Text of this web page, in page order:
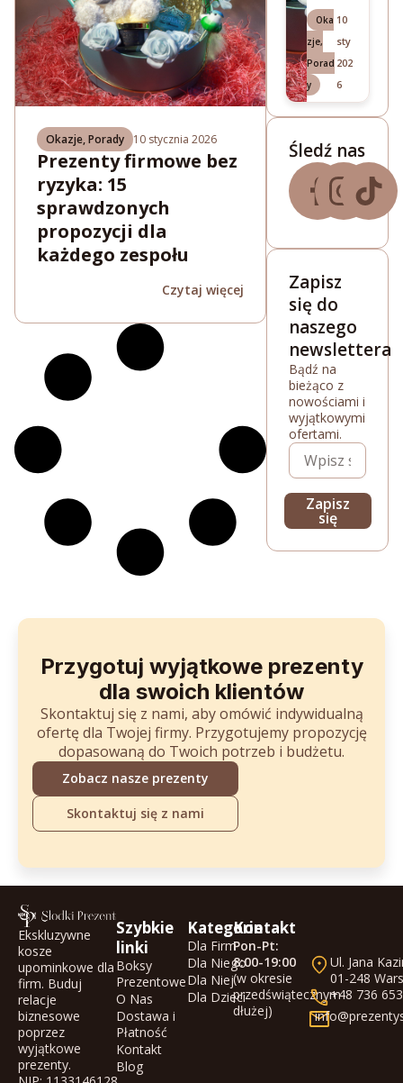
Okazje,Porady 10 stycznia 2026
Prezenty firmowe bez
ryzyka: 15
sprawdzonych
propozycji dla
każdego zespołu
Czytaj więcej
Oka
zje,
Porad
y
10
sty
202
6
Śledź nas
Zapisz
się do
naszego
newslettera
Bądź na
bieżąco z
nowościami i
wyjątkowymi
ofertami.
Zapisz
się
Przygotuj wyjątkowe prezenty
dla swoich klientów
Skontaktuj się z nami, aby omówić indywidualną
ofertę dla Twojej firmy. Przygotujemy propozycję
dopasowaną do Twoich potrzeb i budżetu.
Zobacz nasze prezenty
Skontaktuj się z nami
Ekskluzywne
kosze
upominkowe dla
firm. Buduj
relacje
biznesowe
poprzez
wyjątkowe
prezenty.
Szybkie
linki
Boksy
Prezentowe
O Nas
Dostawa i
Płatność
Kontakt
Blog
Kategorie
Dla Firm
Dla Niego
Dla Niej
Dla Dzieci
Kontakt
Pon-Pt:
8:00-19:00
(w okresie
przedświątecznym
dłużej)
Ul. Jana
01-248
+48 736